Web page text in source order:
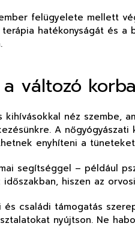
felügyelete mellett
hatékonyságát és
változó
néz szembe,
A
enyhíteni a
segítséggel – például
hiszen az
családi támogatás
nyújtson. Ne